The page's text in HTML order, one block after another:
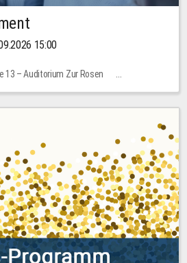
15:00
13 – Auditorium Zur Rosen
EUR